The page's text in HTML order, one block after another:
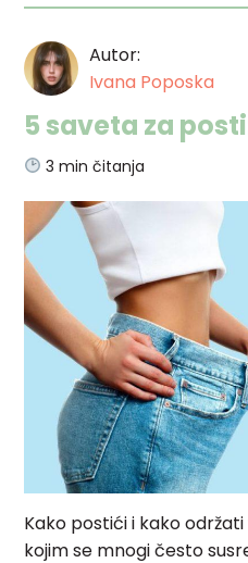
Autor:
Ivana Poposka
5 saveta za
3 min čitanja
Kako postići i kako
kojim se mnogi često